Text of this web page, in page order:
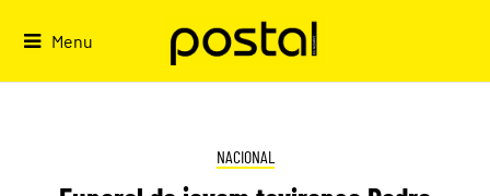
Menu
NACIONAL